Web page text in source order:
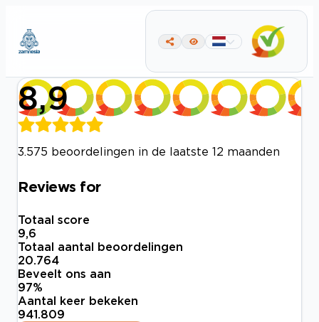
8,9
3.575 beoordelingen in de laatste 12 maanden
Reviews for
Totaal score
9,6
Totaal aantal beoordelingen
20.764
Beveelt ons aan
97%
Aantal keer bekeken
941.809